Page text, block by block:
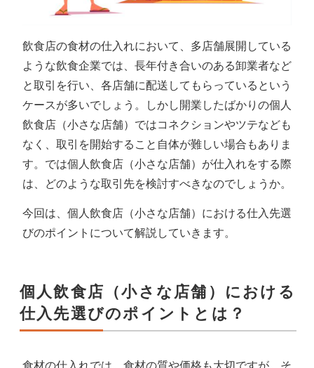
飲食店の食材の仕入れにおいて、多店舗展開している
ような飲食企業では、長年付き合いのある卸業者など
と取引を行い、各店舗に配送してもらっているという
ケースが多いでしょう。しかし開業したばかりの個人
飲食店（小さな店舗）ではコネクションやツテなども
なく、取引を開始すること自体が難しい場合もありま
す。では個人飲食店（小さな店舗）が仕入れをする際
は、どのような取引先を検討すべきなのでしょうか。
今回は、個人飲食店（小さな店舗）における仕入先選
びのポイントについて解説していきます。
個人飲食店（小さな店舗）における
仕入先選びのポイントとは？
食材の仕入れでは、食材の質や価格も大切ですが、そ